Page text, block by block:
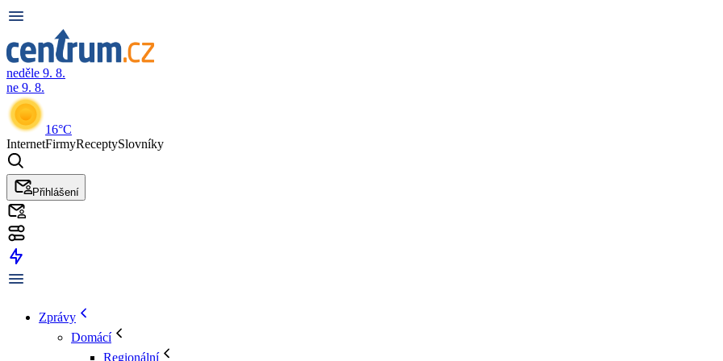
neděle 9. 8.
ne 9. 8.
16°C
InternetFirmyReceptySlovníky
Přihlášení
Zprávy
Domácí
Regionální